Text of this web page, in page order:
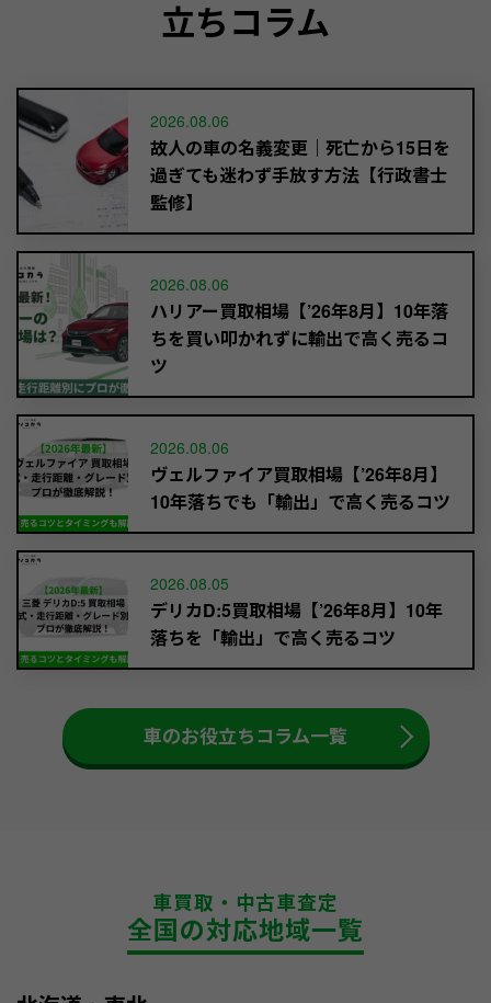
立ちコラム
2026.08.06
故人の車の名義変更｜死亡から15日を
過ぎても迷わず手放す方法【行政書士
監修】
2026.08.06
ハリアー買取相場【’26年8月】10年落
ちを買い叩かれずに輸出で高く売るコ
ツ
2026.08.06
ヴェルファイア買取相場【’26年8月】
10年落ちでも「輸出」で高く売るコツ
2026.08.05
デリカD:5買取相場【’26年8月】10年
落ちを「輸出」で高く売るコツ
車のお役立ちコラム一覧
車買取・中古車査定
全国の対応地域一覧